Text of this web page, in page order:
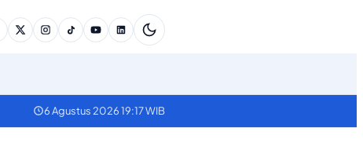
6 Agustus 2026 19:17 WIB